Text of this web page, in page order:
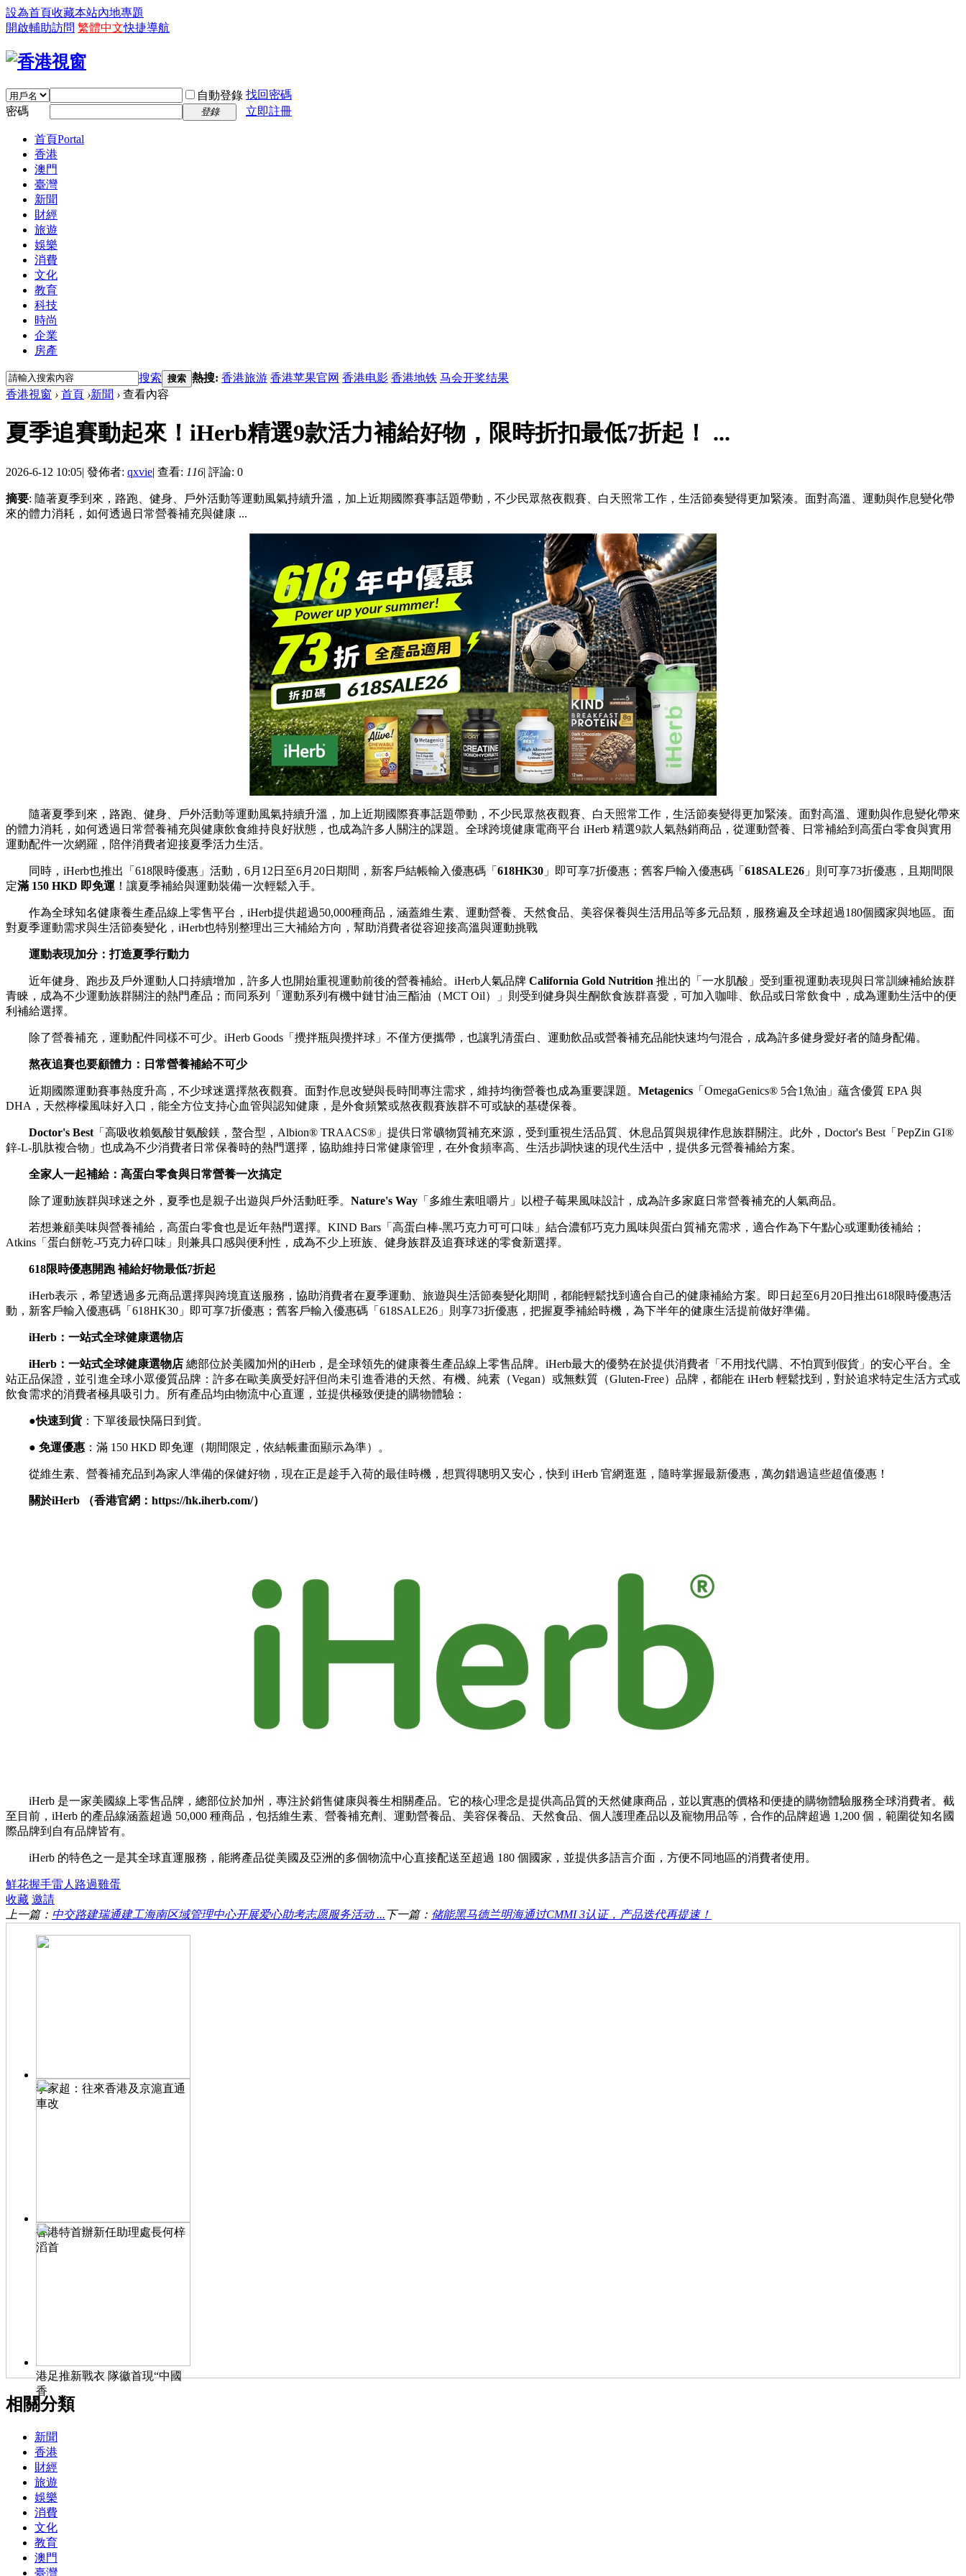
設為首頁收藏本站內地專題
開啟輔助訪問 繁體中文快捷導航
自動登錄 找回密碼
密碼
登錄 立即註冊
首頁Portal
香港
澳門
臺灣
新聞
財經
旅遊
娛樂
消費
文化
教育
科技
時尚
企業
房產
搜索 搜索 熱搜: 香港旅游 香港苹果官网 香港电影 香港地铁 马会开奖结果
香港視窗 › 首頁 ›新聞 › 查看內容
夏季追賽動起來！iHerb精選9款活力補給好物，限時折扣最低7折起！ ...
2026-6-12 10:05| 發佈者: qxvie| 查看: 116| 評論: 0
摘要: 隨著夏季到來，路跑、健身、戶外活動等運動風氣持續升溫，加上近期國際賽事話題帶動，不少民眾熬夜觀賽、白天照常工作，生活節奏變得更加緊湊。面對高溫、運動與作息變化帶
來的體力消耗，如何透過日常營養補充與健康 ...
隨著夏季到來，路跑、健身、戶外活動等運動風氣持續升溫，加上近期國際賽事話題帶動，不少民眾熬夜觀賽、白天照常工作，生活節奏變得更加緊湊。面對高溫、運動與作息變化帶來
的體力消耗，如何透過日常營養補充與健康飲食維持良好狀態，也成為許多人關注的課題。全球跨境健康電商平台 iHerb 精選9款人氣熱銷商品，從運動營養、日常補給到高蛋白零食與實用
運動配件一次網羅，陪伴消費者迎接夏季活力生活。
同時，iHerb也推出「618限時優惠」活動，6月12日至6月20日期間，新客戶結帳輸入優惠碼「 618HK30 」即可享7折優惠；舊客戶輸入優惠碼「 618SALE26 」則可享73折優惠，且期間限
定滿 150 HKD 即免運 ！讓夏季補給與運動裝備一次輕鬆入手。
作為全球知名健康養生產品線上零售平台，iHerb提供超過50,000種商品，涵蓋維生素、運動營養、天然食品、美容保養與生活用品等多元品類，服務遍及全球超過180個國家與地區。面
對夏季運動需求與生活節奏變化，iHerb也特別整理出三大補給方向，幫助消費者從容迎接高溫與運動挑戰
運動表現加分：打造夏季行動力
近年健身、跑步及戶外運動人口持續增加，許多人也開始重視運動前後的營養補給。iHerb人氣品牌 California Gold Nutrition 推出的「一水肌酸」受到重視運動表現與日常訓練補給族群
青睞，成為不少運動族群關注的熱門產品；而同系列「運動系列有機中鏈甘油三酯油（MCT Oil）」則受到健身與生酮飲食族群喜愛，可加入咖啡、飲品或日常飲食中，成為運動生活中的便
利補給選擇。
除了營養補充，運動配件同樣不可少。iHerb Goods「攪拌瓶與攪拌球」不僅方便攜帶，也讓乳清蛋白、運動飲品或營養補充品能快速均勻混合，成為許多健身愛好者的隨身配備。
熬夜追賽也要顧體力：日常營養補給不可少
近期國際運動賽事熱度升高，不少球迷選擇熬夜觀賽。面對作息改變與長時間專注需求，維持均衡營養也成為重要課題。 Metagenics 「OmegaGenics® 5合1魚油」蘊含優質 EPA 與
DHA，天然檸檬風味好入口，能全方位支持心血管與認知健康，是外食頻繁或熬夜觀賽族群不可或缺的基礎保養。
Doctor's Best 「高吸收賴氨酸甘氨酸鎂，螯合型，Albion® TRAACS®」提供日常礦物質補充來源，受到重視生活品質、休息品質與規律作息族群關注。此外，Doctor's Best「PepZin GI®
鋅-L-肌肽複合物」也成為不少消費者日常保養時的熱門選擇，協助維持日常健康管理，在外食頻率高、生活步調快速的現代生活中，提供多元營養補給方案。
全家人一起補給：高蛋白零食與日常營養一次搞定
除了運動族群與球迷之外，夏季也是親子出遊與戶外活動旺季。 Nature's Way 「多維生素咀嚼片」以橙子莓果風味設計，成為許多家庭日常營養補充的人氣商品。
若想兼顧美味與營養補給，高蛋白零食也是近年熱門選擇。KIND Bars「高蛋白棒-黑巧克力可可口味」結合濃郁巧克力風味與蛋白質補充需求，適合作為下午點心或運動後補給；
Atkins「蛋白餅乾-巧克力碎口味」則兼具口感與便利性，成為不少上班族、健身族群及追賽球迷的零食新選擇。
618限時優惠開跑 補給好物最低7折起
iHerb表示，希望透過多元商品選擇與跨境直送服務，協助消費者在夏季運動、旅遊與生活節奏變化期間，都能輕鬆找到適合自己的健康補給方案。即日起至6月20日推出618限時優惠活
動，新客戶輸入優惠碼「618HK30」即可享7折優惠；舊客戶輸入優惠碼「618SALE26」則享73折優惠，把握夏季補給時機，為下半年的健康生活提前做好準備。
iHerb：一站式全球健康選物店
iHerb：一站式全球健康選物店 總部位於美國加州的iHerb，是全球領先的健康養生產品線上零售品牌。iHerb最大的優勢在於提供消費者「不用找代購、不怕買到假貨」的安心平台。全
站正品保證，並引進全球小眾優質品牌：許多在歐美廣受好評但尚未引進香港的天然、有機、純素（Vegan）或無麩質（Gluten-Free）品牌，都能在 iHerb 輕鬆找到，對於追求特定生活方式或
飲食需求的消費者極具吸引力。所有產品均由物流中心直運，並提供極致便捷的購物體驗：
●快速到貨：下單後最快隔日到貨。
● 免運優惠 ：滿 150 HKD 即免運（期間限定，依結帳畫面顯示為準）。
從維生素、營養補充品到為家人準備的保健好物，現在正是趁手入荷的最佳時機，想買得聰明又安心，快到 iHerb 官網逛逛，隨時掌握最新優惠，萬勿錯過這些超值優惠！
關於iHerb （香港官網： https://hk.iherb.com/）
iHerb 是一家美國線上零售品牌，總部位於加州，專注於銷售健康與養生相關產品。它的核心理念是提供高品質的天然健康商品，並以實惠的價格和便捷的購物體驗服務全球消費者。截
至目前，iHerb 的產品線涵蓋超過 50,000 種商品，包括維生素、營養補充劑、運動營養品、美容保養品、天然食品、個人護理產品以及寵物用品等，合作的品牌超過 1,200 個，範圍從知名國
際品牌到自有品牌皆有。
iHerb 的特色之一是其全球直運服務，能將產品從美國及亞洲的多個物流中心直接配送至超過 180 個國家，並提供多語言介面，方便不同地區的消費者使用。
鮮花握手雷人 路過雞蛋
收藏 邀請
上一篇： 中交路建瑞通建工海南区域管理中心开展爱心助考志愿服务活动 ... 下一篇： 储能黑马德兰明海通过CMMI 3认证，产品迭代再提速！
李家超：往來香港及京滬直通
車改
香港特首辦新任助理處長何梓
滔首
港足推新戰衣 隊徽首現“中國
香
相關分類
新聞
香港
財經
旅遊
娛樂
消費
文化
教育
澳門
臺灣